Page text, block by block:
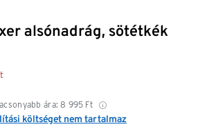
alsónadrág, sötétkék
ára: 8 995 Ft
költséget nem tartalmaz